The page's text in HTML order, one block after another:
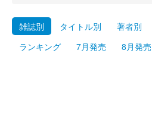
プレミアム
雑誌別 タイトル別 著者別
ランキング
7月発売 8月発売